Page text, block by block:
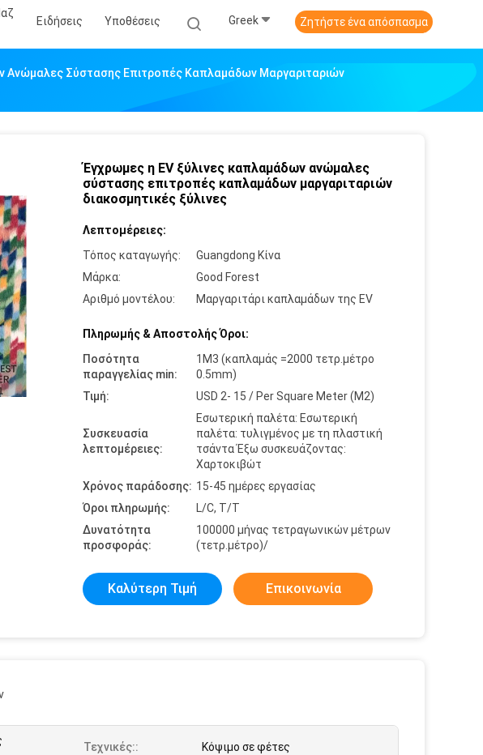
Ειδήσεις Υποθέσεις Greek Ζητήστε ένα απόσπασμα
Ανώμαλες Σύστασης Επιτροπές Καπλαμάδων Μαργαριταριών
Έγχρωμες η EV ξύλινες καπλαμάδων ανώμαλες
σύστασης επιτροπές καπλαμάδων μαργαριταριών
διακοσμητικές ξύλινες
Λεπτομέρειες:
Τόπος καταγωγής:
Guangdong Κίνα
Μάρκα:
Good Forest
Αριθμό μοντέλου:
Μαργαριτάρι καπλαμάδων της EV
Πληρωμής & Αποστολής Όροι:
Ποσότητα
παραγγελίας min:
1M3 (καπλαμάς =2000 τετρ.μέτρο
0.5mm)
Τιμή:
USD 2- 15 / Per Square Meter (M2)
Συσκευασία
λεπτομέρειες:
Εσωτερική παλέτα: Εσωτερική
παλέτα: τυλιγμένος με τη πλαστική
τσάντα Έξω συσκευάζοντας:
Χαρτοκιβώτ
Χρόνος παράδοσης: 15-45 ημέρες εργασίας
Όροι πληρωμής:
L/C, T/T
Δυνατότητα
προσφοράς:
100000 μήνας τετραγωνικών μέτρων
(τετρ.μέτρο)/
Καλύτερη Τιμή Επικοινωνία
Τεχνικές:: Κόψιμο σε φέτες